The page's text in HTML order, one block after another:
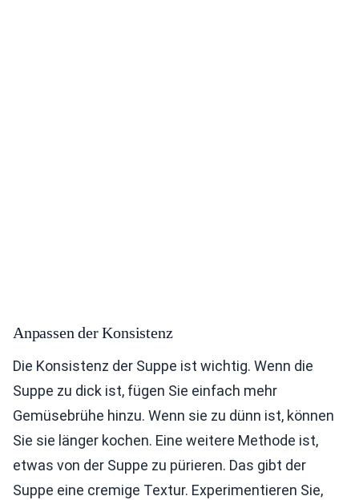
Anpassen der Konsistenz
Die Konsistenz der Suppe ist wichtig. Wenn die
Suppe zu dick ist, fügen Sie einfach mehr
Gemüsebrühe hinzu. Wenn sie zu dünn ist, können
Sie sie länger kochen. Eine weitere Methode ist,
etwas von der Suppe zu pürieren. Das gibt der
Suppe eine cremige Textur. Experimentieren Sie,